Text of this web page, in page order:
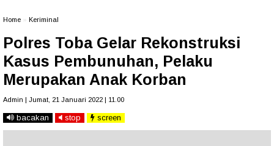
Home Keriminal
Polres Toba Gelar Rekonstruksi
Kasus Pembunuhan, Pelaku
Merupakan Anak Korban
Admin | Jumat, 21 Januari 2022 | 11.00
bacakan stop screen